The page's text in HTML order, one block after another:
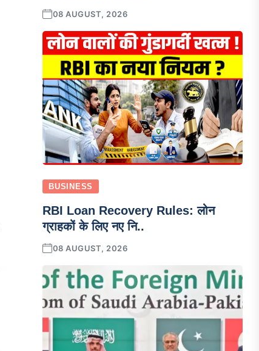
08 AUGUST, 2026
BUSINESS
RBI Loan Recovery Rules: लोन
ग्राहकों के लिए नए नि..
08 AUGUST, 2026